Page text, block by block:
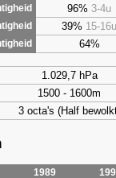
96% 3-4u
39% 15-16u
64%
1.029,7 hPa
1500 - 1600m
3 octa's (Half
1989